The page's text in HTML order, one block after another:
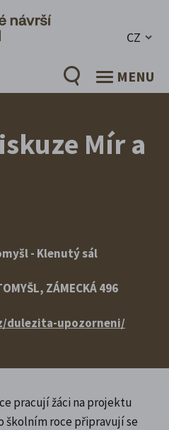
CZ
MENU
Mír a
- Klenutý sál
ZÁMECKÁ 496
dulezita-upozorneni/
pracují žáci na projektu
školním roce připravují se